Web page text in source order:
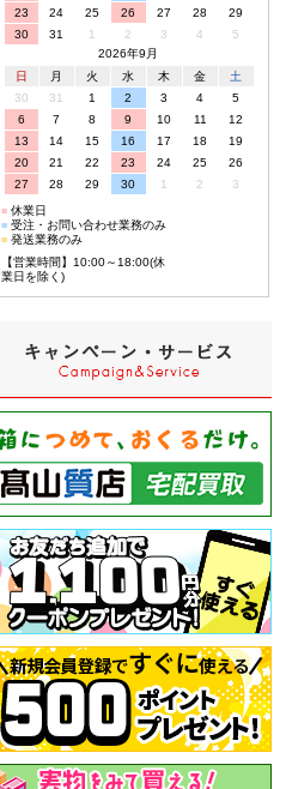
23
24 25 26 27 28
29
30
31 1 2 3 4
5
2026年9月
日
月 火 水 木 金
土
30
31 1 2 3 4
5
6
7 8 9 10 11
12
13
14 15 16 17 18
19
20
21 22 23 24 25
26
27
28 29 30 1 2
3
■休業日
■受注・お問い合わせ業務のみ
■発送業務のみ
【営業時間】10:00～18:00(休
業日を除く)